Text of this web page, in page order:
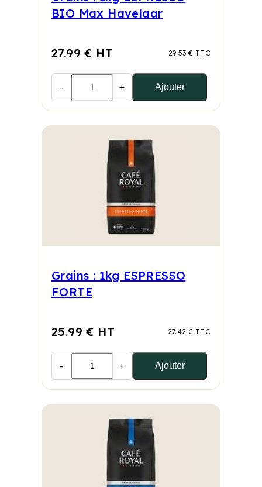
BIO Max Havelaar
27.99 € HT 29.53 € TTC
- + Ajouter
Grains : 1kg ESPRESSO
FORTE
25.99 € HT 27.42 € TTC
- + Ajouter